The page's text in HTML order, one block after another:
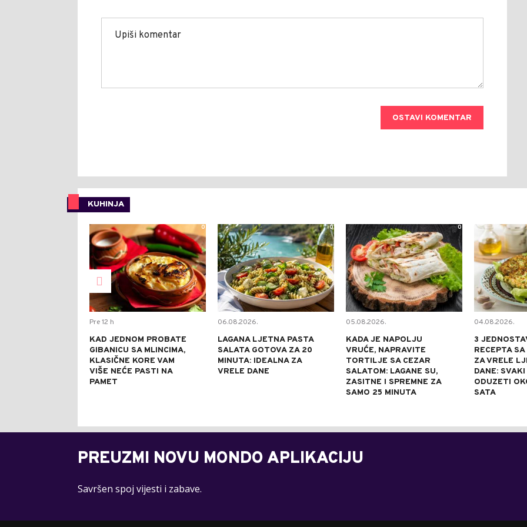
OSTAVI KOMENTAR
KUHINJA
0
Pre 12 h
KAD JEDNOM PROBATE
GIBANICU SA MLINCIMA,
KLASIČNE KORE VAM
VIŠE NEĆE PASTI NA
PAMET
0
06.08.2026.
LAGANA LJETNA PASTA
SALATA GOTOVA ZA 20
MINUTA: IDEALNA ZA
VRELE DANE
0
05.08.2026.
KADA JE NAPOLJU
VRUĆE, NAPRAVITE
TORTILJE SA CEZAR
SALATOM: LAGANE SU,
ZASITNE I SPREMNE ZA
SAMO 25 MINUTA
04.08.2026.
3
RECEPTA
ZA VRELE
DANE:
ODUZETI
SATA
PREUZMI NOVU MONDO APLIKACIJU
Savršen spoj vijesti i zabave.